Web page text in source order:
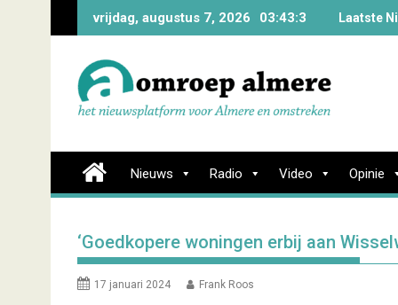
vrijdag, augustus 7, 2026 03:43:4 Laatste
Nieuws Radio Video Opinie
‘Goedkopere woningen erbij aan
17 januari 2024 Frank Roos